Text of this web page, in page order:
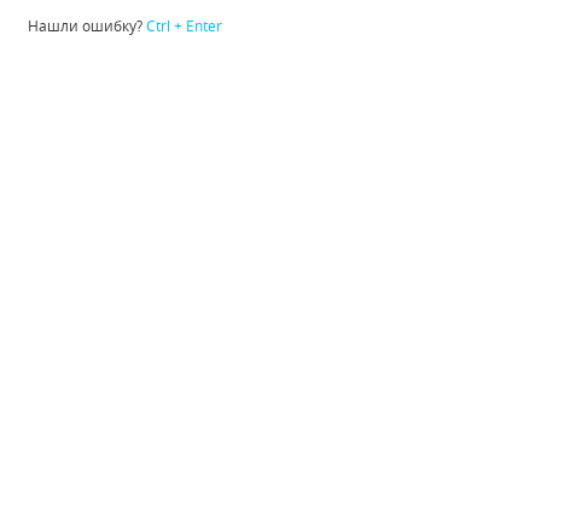
Нашли ошибку?Ctrl + Enter